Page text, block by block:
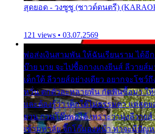
สุดยอด - วงซูซู (ซาวด์ดนตรี)
121 views • 03.07.2569
พ่อส่งเงินสามพัน ให้ฉันเรียนราม ได้อี
บ๊าย บาย จะไปซื้อกางเกงยีนส์ ลีวายส์ม
เด็กใต้ ลีวายส์อย่างเดียว อยากจะโชว์
หวั่น ตกตัวละหลายพัน กัดฟันซื้อมา ให้
และต้องรู้ว่า เด็กใต้ไม่ธรรมดา แต่สุดย
ยวน กวนโอ๊ยพอได้ เพราะว่านุ่งลีวาย
เข้ามหาลัย จิ๊กโก๊มองหน้า ท่าจะมีปัญห